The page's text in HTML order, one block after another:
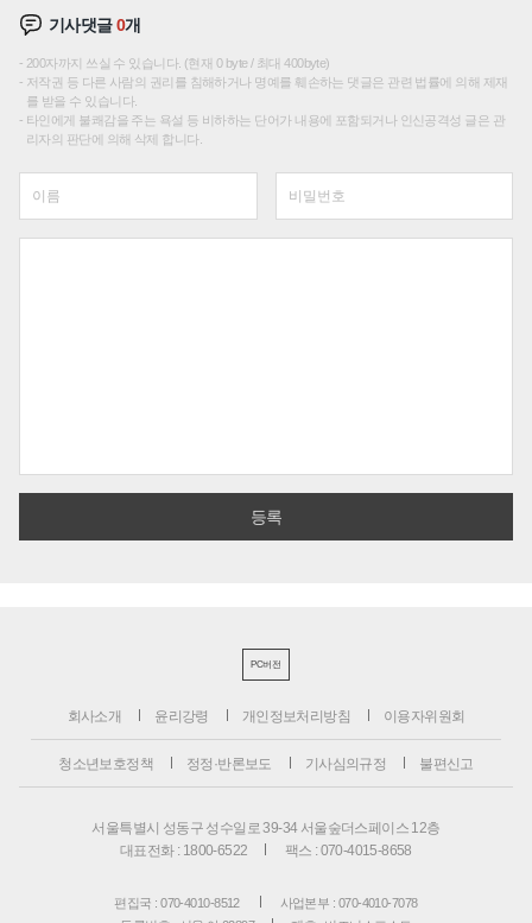
기사댓글0개
200자까지 쓰실 수 있습니다. (현재 0 byte / 최대 400byte)
저작권 등 다른 사람의 권리를 침해하거나 명예를 훼손하는 댓글은 관련 법률에 의해 제재
를 받을 수 있습니다.
타인에게 불쾌감을 주는 욕설 등 비하하는 단어가 내용에 포함되거나 인신공격성 글은 관
리자의 판단에 의해 삭제 합니다.
PC버전
회사소개 윤리강령 개인정보처리방침 이용자위원회
청소년보호정책 정정·반론보도 기사심의규정 불편신고
서울특별시 성동구 성수일로 39-34 서울숲더스페이스 12층
대표전화 : 1800-6522
팩스 : 070-4015-8658
편집국 : 070-4010-8512
사업본부 : 070-4010-7078